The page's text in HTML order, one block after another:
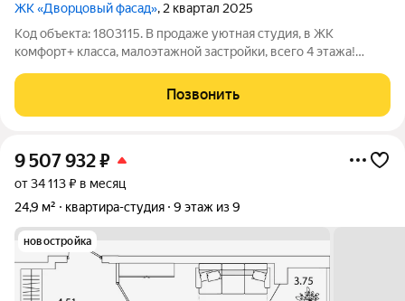
ЖК «Дворцовый фасад», 2 квартал 2025
Код объекта: 1803115. В продаже уютная студия, в ЖК
комфорт+ класса, малоэтажной застройки, всего 4 этажа!
уровень (двухуровневую квартиру). 1 взрослый собственник,
материнский капитал не
Позвонить
9 507 932₽
от 34 113 ₽ в месяц
24,9 м²
квартира-студия 9 этаж из 9
новостройка